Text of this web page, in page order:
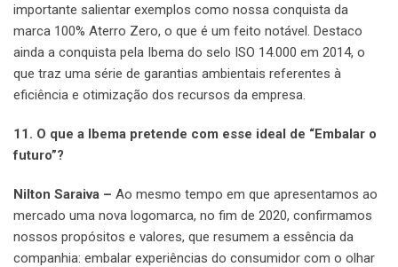
importante salientar exemplos como nossa conquista da
marca 100% Aterro Zero, o que é um feito notável. Destaco
ainda a conquista pela Ibema do selo ISO 14.000 em 2014, o
que traz uma série de garantias ambientais referentes à
eficiência e otimização dos recursos da empresa.
11. O que a Ibema pretende com esse ideal de “Embalar o
futuro”?
Nilton Saraiva – Ao mesmo tempo em que apresentamos ao
mercado uma nova logomarca, no fim de 2020, confirmamos
nossos propósitos e valores, que resumem a essência da
companhia: embalar experiências do consumidor com o olhar